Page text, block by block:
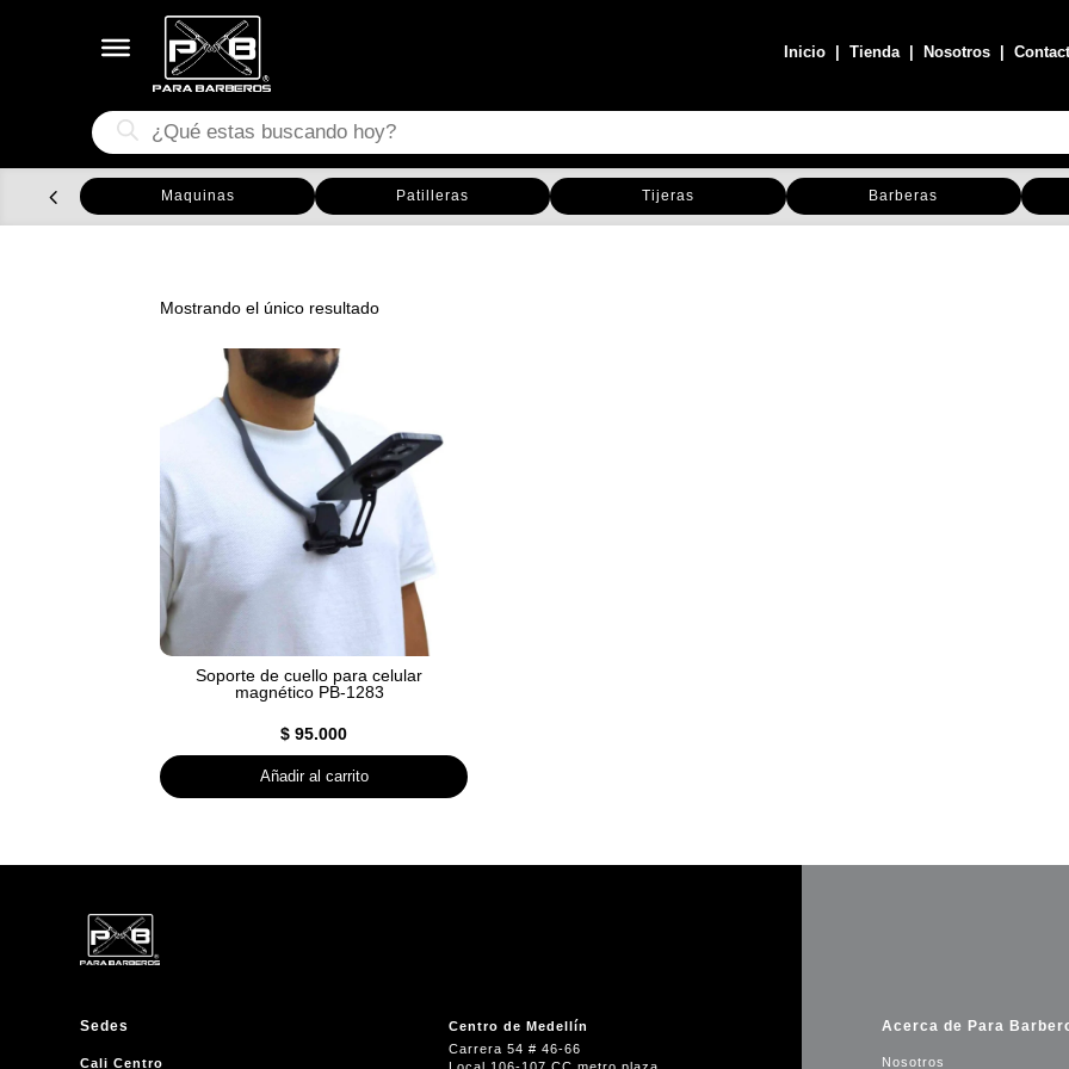
Inicio |Tienda| Nosotros |
Búsqueda
de
productos
Maquinas Patilleras Tijeras Barberas
Mostrando el único resultado
Soporte de cuello para celular
magnético PB-1283
$ 95.000
Añadir al carrito
Sedes
Cali Centro
Centro de Medellín
Carrera 54 # 46-66
Acerca de Para
Nosotros